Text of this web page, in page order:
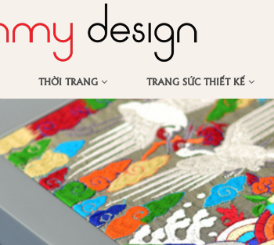
THỜI TRANG TRANG SỨC THIẾT KẾ